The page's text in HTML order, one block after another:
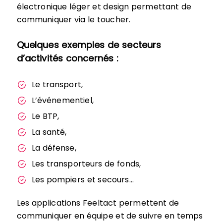
électronique léger et design permettant de
communiquer via le toucher.
Quelques exemples de secteurs
d’activités concernés :
Le transport,
L’événementiel,
Le BTP,
La santé,
La défense,
Les transporteurs de fonds,
Les pompiers et secours…
Les applications Feeltact permettent de
communiquer en équipe et de suivre en temps